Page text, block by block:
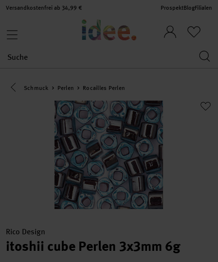
Versandkostenfrei ab 34,99 € ProspektBlogFilialen
Eine Kategorie zurück navigieren
Schmuck Perlen Rocailles Perlen
Rico Design
itoshii cube Perlen 3x3mm 6g